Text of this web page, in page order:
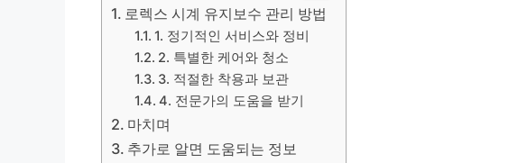
로렉스 시계 유지보수 관리 방법
1. 정기적인 서비스와 정비
2. 특별한 케어와 청소
3. 적절한 착용과 보관
4. 전문가의 도움을 받기
마치며
추가로 알면 도움되는 정보